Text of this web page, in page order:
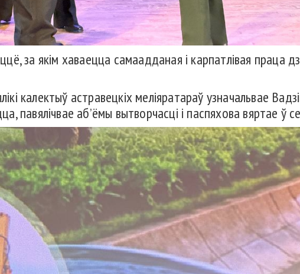
за якім хаваецца самаадданая і карпатлівая праца
калектыў астравецкіх меліяратараў узначальвае
павялічвае аб’ёмы вытворчасці і паспяхова вяртае ў